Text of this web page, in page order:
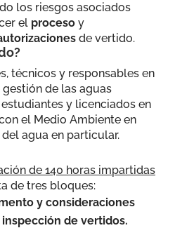
los riesgos asociados
el proceso y
de vertido.
técnicos y responsables en
de las aguas
y licenciados en
el Medio Ambiente en
agua en particular.
de 140 horas impartidas
de tres bloques:
y consideraciones
de vertidos.